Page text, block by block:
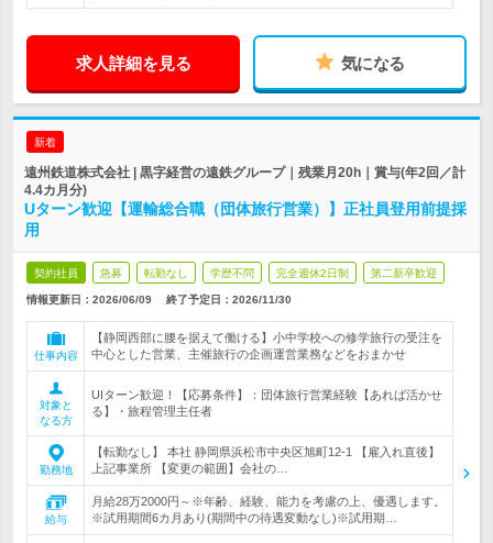
求人詳細を見る 気になる
新着
遠州鉄道株式会社 | 黒字経営の遠鉄グループ｜残業月20h｜賞与(年2回／計
4.4カ月分)
Uターン歓迎【運輸総合職（団体旅行営業）】正社員登用前提採
用
契約社員 急募 転勤なし 学歴不問 完全週休2日制 第二新卒歓迎
情報更新日：2026/06/09 終了予定日： 2026/11/30
仕事内容
【静岡西部に腰を据えて働ける】小中学校への修学旅行の受注を
中心とした営業、主催旅行の企画運営業務などをおまかせ
対象と
なる方
UIターン歓迎！【応募条件】：団体旅行営業経験【あれば活かせ
る】・旅程管理主任者
勤務地
【転勤なし】 本社 静岡県浜松市中央区旭町12-1 【雇入れ直後】
上記事業所 【変更の範囲】会社の…
給与
月給28万2000円～※年齢、経験、能力を考慮の上、優遇します。
※試用期間6カ月あり(期間中の待遇変動なし)※試用期…